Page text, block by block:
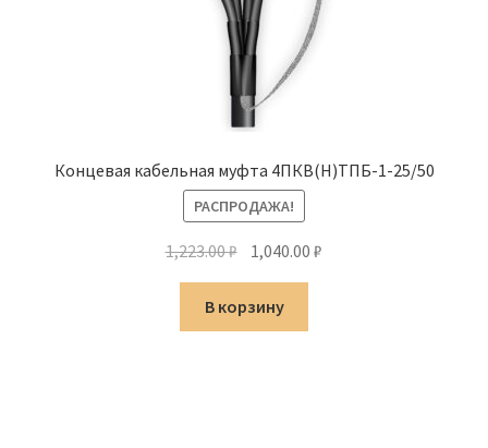
Концевая кабельная муфта 4ПКВ(Н)ТПБ-1-25/50
РАСПРОДАЖА!
1,223.00₽ Первоначальная
цена
составляла
1,223.00 ₽.
1,040.00₽
В корзину